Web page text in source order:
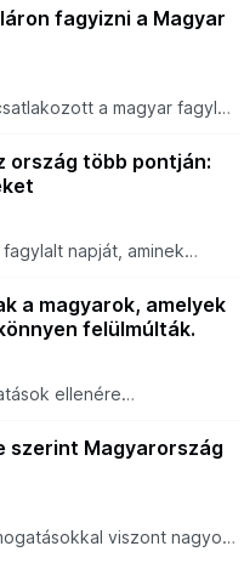
fagyizni a Magyar
a magyar fagylalt
ország több pontján:
napját, aminek
a magyarok, amelyek
felülmúlták.
ellenére
körében is erős az
szerint Magyarország
viszont nagyon